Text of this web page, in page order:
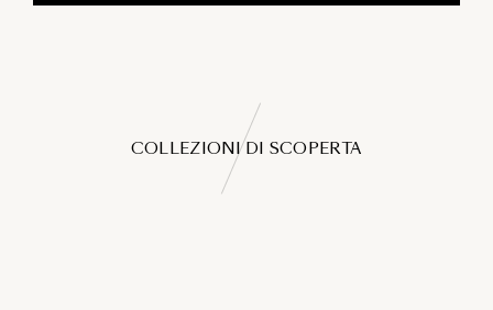
COLLEZIONI DI SCOPERTA